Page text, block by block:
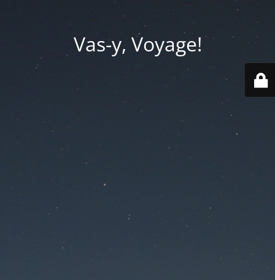
Vas-y, Voyage!